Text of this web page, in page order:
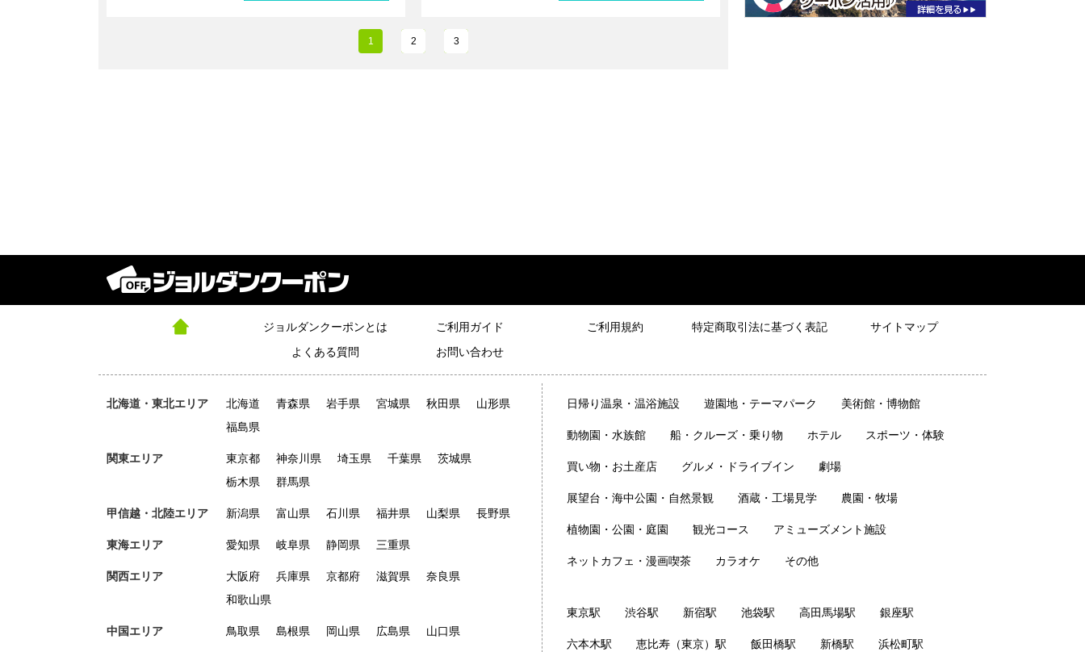
1 2 3
ジョルダンクーポンとは ご利用ガイド ご利用規約 特定商取引法に基づく表記
サイトマップ
よくある質問
お問い合わせ
北海道・東北エリア 北海道 青森県 岩手県 宮城県 秋田県
山形県
福島県
関東エリア 東京都 神奈川県 埼玉県 千葉県
茨城県
栃木県
群馬県
甲信越・北陸エリア 新潟県 富山県 石川県 福井県 山梨県 長野県
東海エリア 愛知県 岐阜県 静岡県 三重県
関西エリア 大阪府 兵庫県 京都府 滋賀県
奈良県
和歌山県
中国エリア 鳥取県 島根県 岡山県 広島県 山口県
日帰り温泉・温浴施設 遊園地・テーマパーク 美術館・博物館
動物園・水族館 船・クルーズ・乗り物 ホテル スポーツ・体験
買い物・お土産店 グルメ・ドライブイン 劇場
展望台・海中公園・自然景観 酒蔵・工場見学 農園・牧場
植物園・公園・庭園 観光コース アミューズメント施設
ネットカフェ・漫画喫茶 カラオケ その他
東京駅 渋谷駅 新宿駅 池袋駅 高田馬場駅 銀座駅
六本木駅 恵比寿（東京）駅 飯田橋駅 新橋駅 浜松町駅